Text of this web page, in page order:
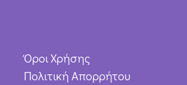
Όροι Χρήσης
Πολιτική Απορρήτου